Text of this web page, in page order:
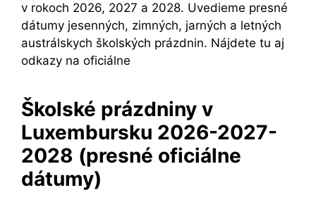
v rokoch 2026, 2027 a 2028. Uvedieme presné
dátumy jesenných, zimných, jarných a letných
austrálskych školských prázdnin. Nájdete tu aj
odkazy na oficiálne
Školské prázdniny v
Luxembursku 2026-2027-
2028 (presné oficiálne
dátumy)